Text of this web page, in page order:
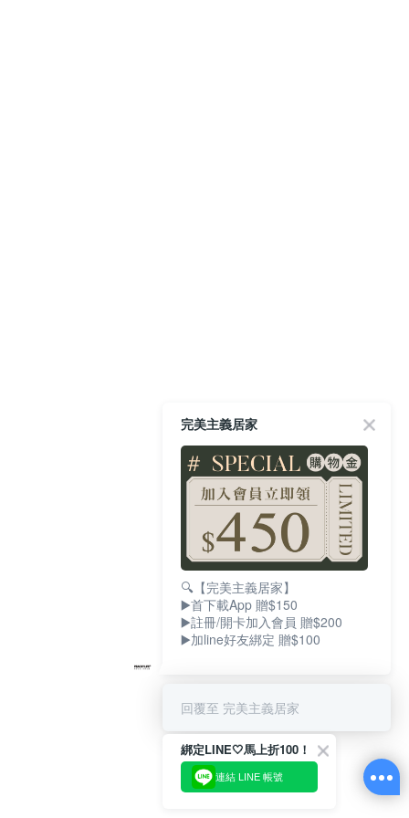
完美主義居家
🔍【完美主義居家】
▶️首下載App 贈$150
▶️註冊/開卡加入會員 贈$200
▶️加line好友綁定 贈$100
回覆至 完美主義居家
綁定LINE🤍馬上折100！
連結 LINE 帳號